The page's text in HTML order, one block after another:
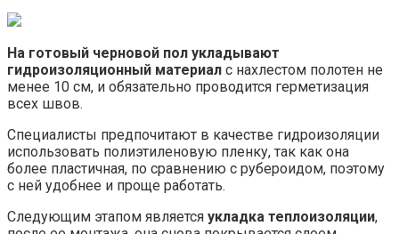
На готовый черновой пол укладывают
гидроизоляционный материал с нахлестом полотен не
менее 10 см, и обязательно проводится герметизация
всех швов.
Специалисты предпочитают в качестве гидроизоляции
использовать полиэтиленовую пленку, так как она
более пластичная, по сравнению с рубероидом, поэтому
с ней удобнее и проще работать.
Следующим этапом является укладка теплоизоляции,